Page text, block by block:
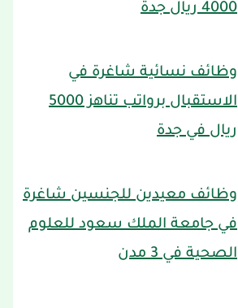
4000 ريال جدة
وظائف نسائية شاغرة في
الاستقبال برواتب تناهز 5000
ريال في جدة
وظائف معيدين للجنسين شاغرة
في جامعة الملك سعود للعلوم
الصحية في 3 مدن